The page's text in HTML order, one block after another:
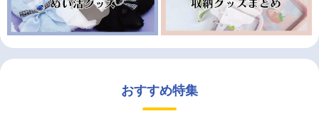
おすすめ特集